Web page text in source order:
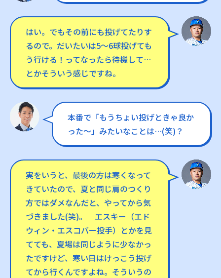
はい。でもその前にも投げてたりす
るので。だいたいは5〜6球投げても
う行ける！ってなったら待機して…
とかそういう感じですね。
本番で「もうちょい投げときゃ良か
った〜」みたいなことは…(笑)？
実をいうと、最後の方は寒くなって
きていたので、夏と同じ肩のつくり
方ではダメなんだと、やってから気
づきました(笑)。 エスキー（エド
ウィン・エスコバー投手）とかを見
てても、夏場は同じように少なかっ
たですけど、寒い日はけっこう投げ
てから行くんですよね。そういうの